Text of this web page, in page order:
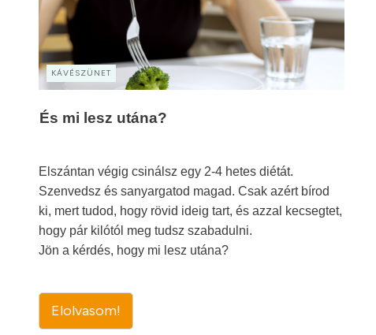
KÁVÉSZÜNET
És mi lesz utána?
Elszántan végig csinálsz egy 2-4 hetes diétát.
Szenvedsz és sanyargatod magad. Csak azért bírod
ki, mert tudod, hogy rövid ideig tart, és azzal kecsegtet,
hogy pár kilótól meg tudsz szabadulni.
Jön a kérdés, hogy mi lesz utána?
Elolvasom!